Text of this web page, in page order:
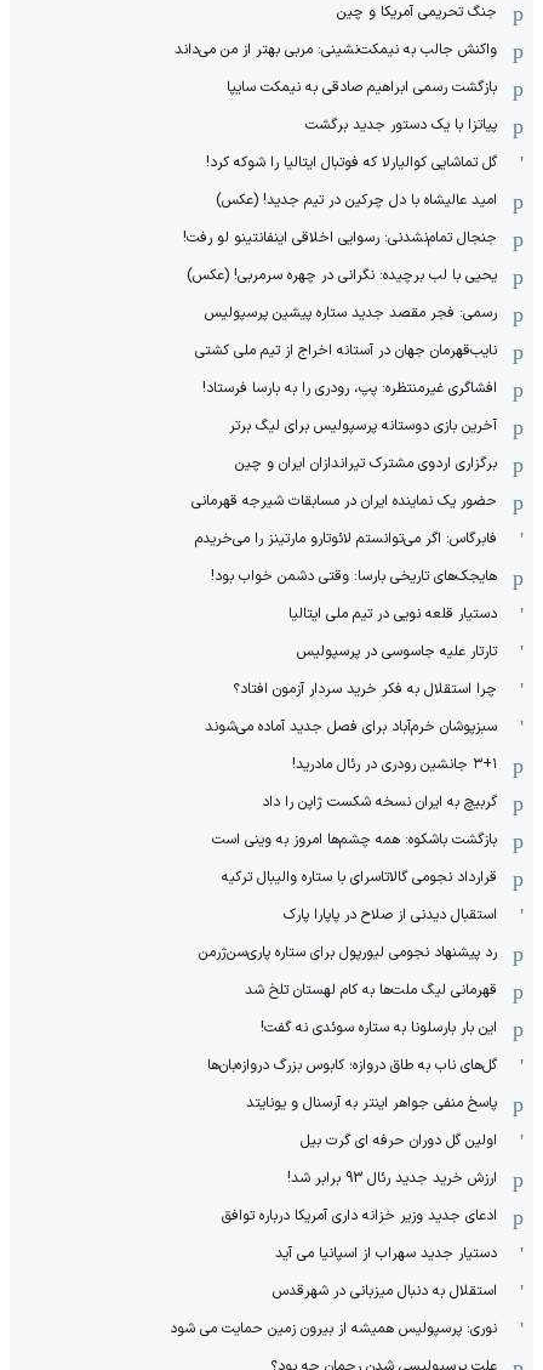
جنگ تحریمی آمریکا و چین
واکنش جالب به نیمکت‌نشینی: مربی بهتر از من می‌داند
بازگشت رسمی ابراهیم صادقی به نیمکت سایپا
پیاتزا با یک دستور جدید برگشت
گل تماشایی کوالیارلا که فوتبال ایتالیا را شوکه کرد!
امید عالیشاه با دل چرکین در تیم جدید! (عکس)
جنجال تمام‌نشدنی:‌ رسوایی اخلاقی اینفانتینو لو رفت!
یحیی با لب برچیده: نگرانی در چهره سرمربی! (عکس)
رسمی: فجر مقصد جدید ستاره پیشین پرسپولیس
نایب‌قهرمان جهان در آستانه اخراج از تیم ملی کشتی
افشاگری غیرمنتظره: پپ، رودری را به بارسا فرستاد!
آخرین بازی دوستانه پرسپولیس برای لیگ برتر
برگزاری اردوی مشترک تیراندازان ایران و چین
حضور یک نماینده ایران در مسابقات شیرجه قهرمانی
فابرگاس: اگر می‌توانستم لائوتارو مارتینز را می‌خریدم
هایجک‌های تاریخی بارسا: وقتی دشمن خواب بود!
دستیار قلعه نویی در تیم ملی ایتالیا
تارتار علیه جاسوسی در پرسپولیس
چرا استقلال به فکر خرید سردار آزمون افتاد؟
سبزپوشان خرم‌آباد برای فصل جدید آماده می‌شوند
۳+۱ جانشین رودری در رئال مادرید!
گربیچ به ایران نسخه شکست ژاپن را داد
بازگشت باشکوه: همه چشم‌ها امروز به وینی است
قرارداد نجومی گالاتاسرای با ستاره والیبال ترکیه
استقبال دیدنی از صلاح در پاپارا پارک
رد پیشنهاد نجومی لیورپول برای ستاره پاری‌سن‌ژرمن
قهرمانی لیگ ملت‌ها به کام لهستان تلخ شد
این بار بارسلونا به ستاره سوئدی نه گفت!
گل‌های ناب به طاق دروازه؛ کابوس بزرگ دروازه‌بان‌ها
پاسخ منفی جواهر اینتر به آرسنال و یونایتد
اولین گل دوران حرفه ای گرت بیل
ارزش خرید جدید رئال 93 برابر شد!
ادعای جدید وزیر خزانه داری آمریکا درباره توافق
دستیار جدید سهراب از اسپانیا می آید
استقلال به دنبال میزبانی در شهرقدس
نوری: پرسپولیس همیشه از بیرون زمین حمایت می شود